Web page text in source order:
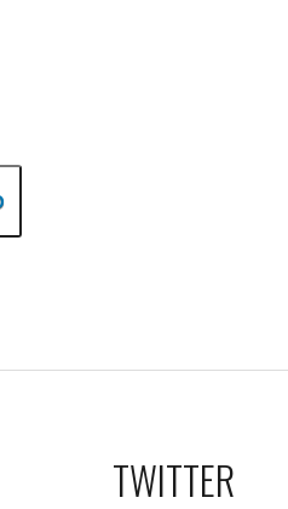
TWITTER